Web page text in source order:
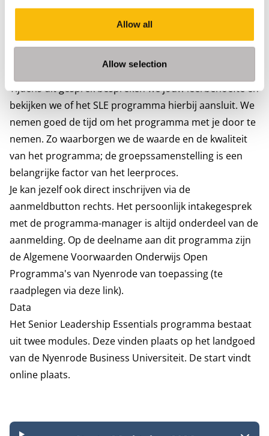
Allow all
Allow selection
Persoonlijk intakegesprek
Wil je weten of het SLE programma goed bij je past of
dan een intakegesprek in met de programmamanager.
Tijdens dit gesprek bespreken we jouw leerbehoefte en
bekijken we of het SLE programma hierbij aansluit. We
nemen goed de tijd om het programma met je door te
nemen. Zo waarborgen we de waarde en de kwaliteit
van het programma; de groepssamenstelling is een
belangrijke factor van het leerproces.
Je kan jezelf ook direct inschrijven via de
aanmeldbutton rechts. Het persoonlijk intakegesprek
met de programma-manager is altijd onderdeel van de
aanmelding. Op de deelname aan dit programma zijn
deAlgemene Voorwaarden Onderwijs Open
Programma's van Nyenrode van toepassing (te
raadplegen via deze link).
Data
Het Senior Leadership Essentials programma bestaat
uit twee modules. Deze vinden plaats op het landgoed
van de Nyenrode Business Universiteit. De start vindt
online plaats.
Startmomenten